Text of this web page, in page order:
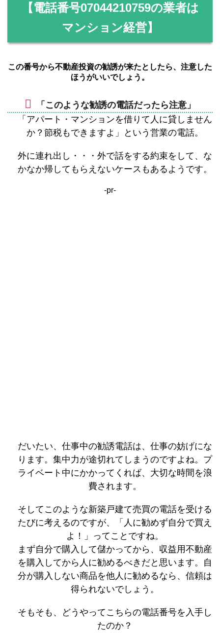
【電話番号07044210759の業者は
マンション経営】
この番号から不動産投資の勧誘が来たとしたら、注意した
ほうがいいでしょう。
「このような勧誘の電話だったら注意」
「アパート・マンションを借りて人に貸しません
か？節税もできますよ」という営業の電話。
外に連れ出し・・・外で話をする約束をして、な
かなか帰してもらえないケースもあるようです。
-pr-
だいたい、仕事中の勧誘電話は、仕事の妨げにな
ります。集中力が途切れてしまうのですよね。プ
ライベート中にかかってくれば、大切な時間を浪
費されます。
そしてこのような新築戸建て売買の電話を受ける
たびに考えるのですが、「人に勧めず自分で買え
よ！」ってことですね。
まず自分で購入して儲かってから、収益用不動産
を購入してから人に勧めるべきだと思います。自
分が購入しない商品を他人に勧めるなら、信頼は
得られないでしょう。
そもそも、どうやってこちらの電話番号を入手し
たのか？